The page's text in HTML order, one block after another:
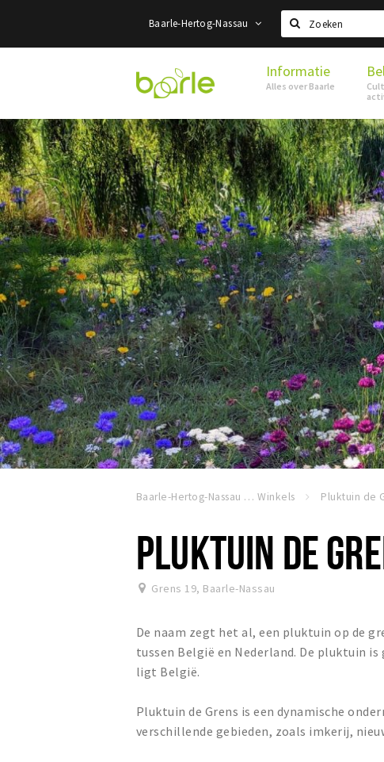
Baarle-Hertog-Nassau
Zoeken
Visit
Baarle
Informatie
Alles over Baarle
Baarle-Hertog-Nassau Winkels Pluktuin de
PLUKTUIN DE
Grens 19, Baarle-Nassau
De naam zegt het al, een pluktuin op de
tussen België en Nederland. De pluktuin is
ligt België.
Pluktuin de Grens is een dynamische
verschillende gebieden, zoals imkerij,